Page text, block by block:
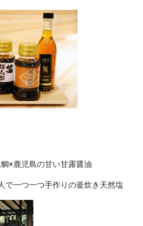
×鹿児島の甘い甘露醤油
で一つ一つ手作りの釜炊き天然塩